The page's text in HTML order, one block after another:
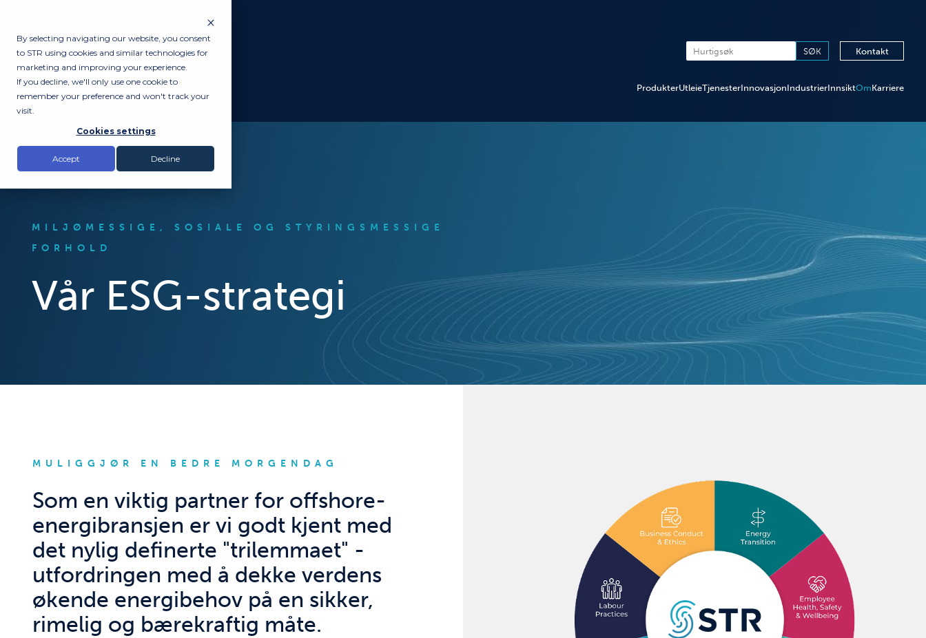
By selecting navigating our website, you consent
to STR using cookies and similar technologies for
marketing and improving your experience.
If you decline, we'll only use one cookie to
remember your preference and won't track your
visit.
Cookies settings
Accept Decline
Kontakt
ProdukterUtleieTjenesterInnovasjonIndustrierInnsiktOmKarriere
MILJØMESSIGE, SOSIALE OG STYRINGSMESSIGE
FORHOLD
Vår ESG-strategi
MULIGGJØR EN BEDRE MORGENDAG
Som en viktig partner for offshore-
energibransjen er vi godt kjent med
det nylig definerte "trilemmaet" -
utfordringen med å dekke verdens
økende energibehov på en sikker,
rimelig og bærekraftig måte.